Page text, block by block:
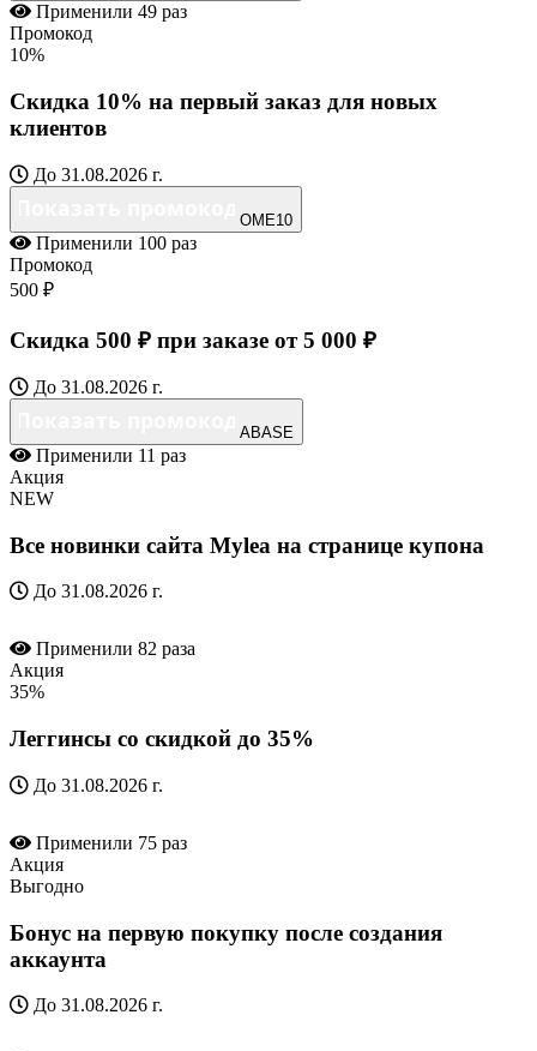
Применили 49 раз
Промокод
10%
Скидка 10% на первый заказ для новых
клиентов
До 31.08.2026 г.
OME10
Применили 100 раз
Промокод
500 ₽
Скидка 500 ₽ при заказе от 5 000 ₽
До 31.08.2026 г.
ABASE
Применили 11 раз
Акция
NEW
Все новинки сайта Mylea на странице купона
До 31.08.2026 г.
Применили 82 раза
Акция
35%
Леггинсы со скидкой до 35%
До 31.08.2026 г.
Применили 75 раз
Акция
Выгодно
Бонус на первую покупку после создания
аккаунта
До 31.08.2026 г.